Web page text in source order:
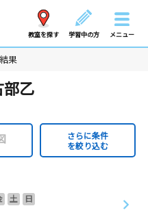
教室を探す 学習中の方 メニュー
果
乙
さらに条件
を絞り込む
土
日